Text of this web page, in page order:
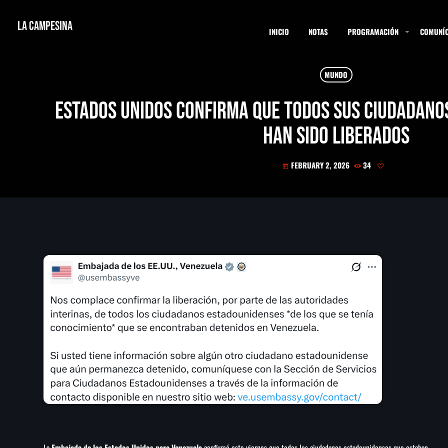
La Campesina INICIO NOTAS PROGRAMACIÓN
SEARCH
MUNDO
Estados Unidos confirma que todos sus
han sido liberados
today FEBRUARY 2, 2026 34